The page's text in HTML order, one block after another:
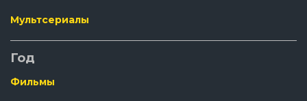
Мультсериалы
Год
Фильмы